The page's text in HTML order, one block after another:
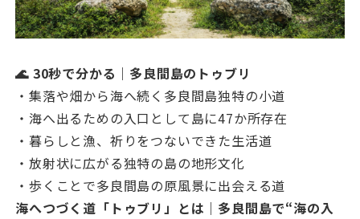
🌊 30秒で分かる｜多良間島のトゥブリ
・集落や畑から海へ続く多良間島独特の小道
・海へ出るための入口として島に47か所存在
・暮らしと漁、祈りをつないできた生活道
・放射状に広がる独特の島の地形文化
・歩くことで多良間島の原風景に出会える道
海へつづく道「トゥブリ」とは｜多良間島で“海の入